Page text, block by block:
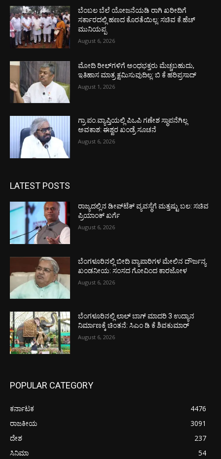
ಬೆಂಬಲ ಬೆಲೆ ಯೋಜನೆಯಡಿ ರಾಗಿ ಖರೀದಿಗೆ
ಸರ್ಕಾರದಲ್ಲಿ ಹಣದ ಕೊರತೆಯಿಲ್ಲ: ಸಚಿವ ಕೆ.ಹೆಚ್
ಮುನಿಯಪ್ಪ
August 6, 2026
ಮೋದಿ ರೀಲ್‌ಗಳಿಗೆ ಅಂಧಭಕ್ತರು ಮೆಚ್ಚಬಹುದು,
ಇತಿಹಾಸ ಮಾತ್ರ ಕ್ಷಮಿಸುವುದಿಲ್ಲ: ಬಿ ಕೆ ಹರಿಪ್ರಸಾದ್
August 1, 2026
ಗ್ರಾ.ಪಂ.ವ್ಯಾಪ್ತಿಯಲ್ಲಿ ಪಿಒಪಿ ಗಣೇಶ ಸ್ಥಾಪನೆಗಿಲ್ಲ
ಅವಕಾಶ: ಈಶ್ವರ ಖಂಡ್ರೆ ಸೂಚನೆ
August 6, 2026
LATEST POSTS
ರಾಜ್ಯದಲ್ಲಿನ ಡೀಪ್‌ಟೆಕ್‌ ವ್ಯವಸ್ಥೆಗೆ ಮತ್ತಷ್ಟು ಬಲ: ಸಚಿವ
ಪ್ರಿಯಾಂಕ್ ಖರ್ಗೆ
August 6, 2026
ಬೆಂಗಳೂರಿನಲ್ಲಿ ಬೀದಿ ವ್ಯಾಪಾರಿಗಳ ಮೇಲಿನ ದೌರ್ಜನ್ಯ
ಖಂಡನೀಯ: ಸಂಸದ ಗೋವಿಂದ ಕಾರಜೋಳ
August 6, 2026
ಬೆಂಗಳೂರಿನಲ್ಲಿ ಲಾಲ್ ಬಾಗ್ ಮಾದರಿ 3 ಉದ್ಯಾನ
ನಿರ್ಮಾಣಕ್ಕೆ ಚಿಂತನೆ: ಸಿಎಂ ಡಿ ಕೆ ಶಿವಕುಮಾರ್
August 6, 2026
POPULAR CATEGORY
ಕರ್ನಾಟಕ
4476
ರಾಜಕೀಯ
3091
ದೇಶ
237
ಸಿನಿಮಾ
54